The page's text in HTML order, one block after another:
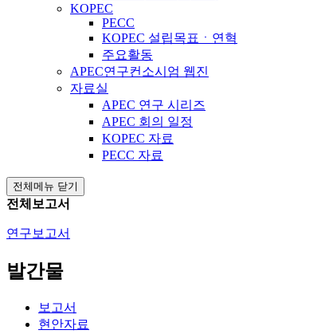
KOPEC
PECC
KOPEC 설립목표ㆍ연혁
주요활동
APEC연구컨소시엄 웹진
자료실
APEC 연구 시리즈
APEC 회의 일정
KOPEC 자료
PECC 자료
전체메뉴 닫기
전체보고서
연구보고서
발간물
보고서
현안자료